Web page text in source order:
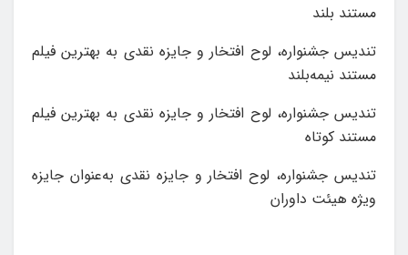
مستند بلند
تندیس جشنواره، لوح افتخار و جایزه نقدی به‌ بهترين فیلم
مستند نیمه‌بلند
تندیس جشنواره، لوح افتخار و جایزه نقدی به‌ بهترين فیلم
مستند کوتاه
تندیس جشنواره، لوح افتخار و جایزه نقدی به‌‌عنوان جایزه
ویژه هیئت داوران